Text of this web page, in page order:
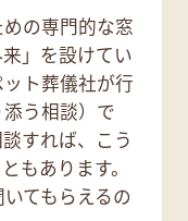
の専門的な窓
」を設けてい
ト葬儀社が行
う相談）で
すれば、こう
もあります。
てもらえるの